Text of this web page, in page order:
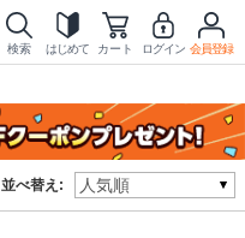
検索 はじめて カート ログイン 会員登録
並べ替え: